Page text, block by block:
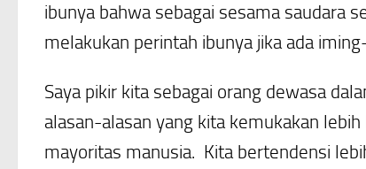
ibunya bahwa sebagai sesama saudara
melakukan perintah ibunya jika ada
Saya pikir kita sebagai orang dewasa
alasan-alasan yang kita kemukakan
mayoritas manusia. Kita bertendensi